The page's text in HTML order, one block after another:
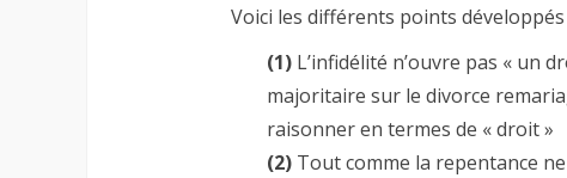
Voici les différents points
(1) L’infidélité n’ouvre pas « un
majoritaire sur le divorce
raisonner en termes de « droit »
(2) Tout comme la repentance